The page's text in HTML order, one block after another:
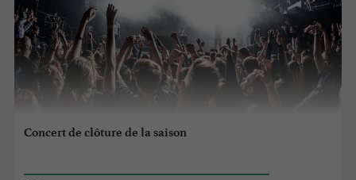
Concert de clôture de la saison